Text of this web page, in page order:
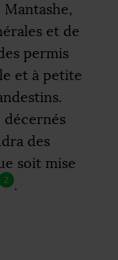
et de
permis
et à petite
des
soit mise
2 .